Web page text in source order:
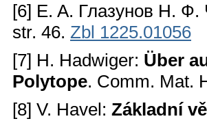
[6] E. A. Глазунов Н. Ф.
str. 46. Zbl 1225.01056
[7] H. Hadwiger: Über
Polytope. Comm. Mat.
[8] V. Havel: Základní